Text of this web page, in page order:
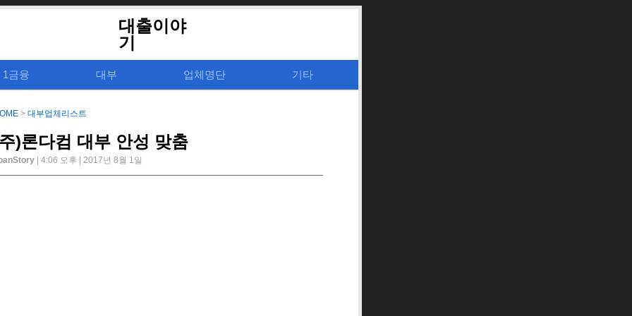
대출이야
기
1금융 대부 업체명단 기타
> 대부업체리스트
)론다컴 대부 안성 맞춤
| 4:06 오후 | 2017년 8월 1일